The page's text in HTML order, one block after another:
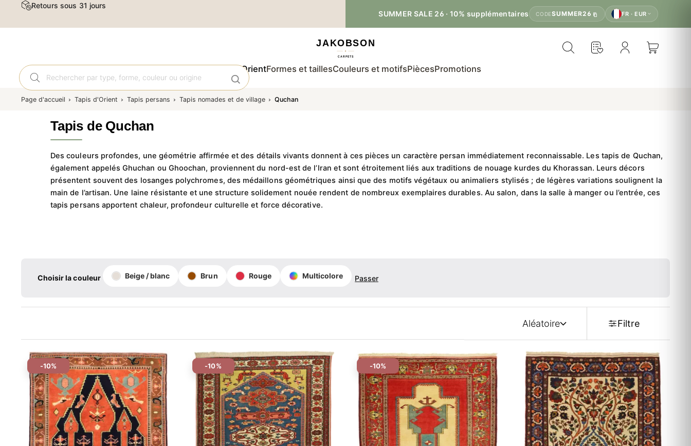
Livraison et retour gratuits
SUMMER SALE 26 · 10% supplémentaires
CODESUMMER26 FR · EUR
Tapis d'OrientFormes et taillesCouleurs et motifsPiècesPromotions
Page d'accueil Tapis d'Orient Tapis persans Tapis nomades et de village Quchan
Tapis de Quchan
Des couleurs profondes, une géométrie affirmée et des détails vivants donnent à ces pièces un caractère persan immédiatement reconnaissable. Les tapis de Quchan,
également appelés Ghuchan ou Ghoochan, proviennent du nord-est de l’Iran et sont étroitement liés aux traditions de nouage kurdes du Khorassan. Leurs décors
présentent souvent des losanges polychromes, des médaillons géométriques ainsi que des motifs végétaux ou animaliers stylisés ; de légères variations soulignent la
main de l’artisan. Une laine résistante et une structure solidement nouée rendent de nombreux exemplaires durables. Au salon, dans la salle à manger ou l’entrée, ces
tapis persans apportent chaleur, profondeur culturelle et force décorative.
Choisir la couleur Beige / blanc Brun Rouge Multicolore Passer
Aléatoire Filtre
-10% -10% -10%